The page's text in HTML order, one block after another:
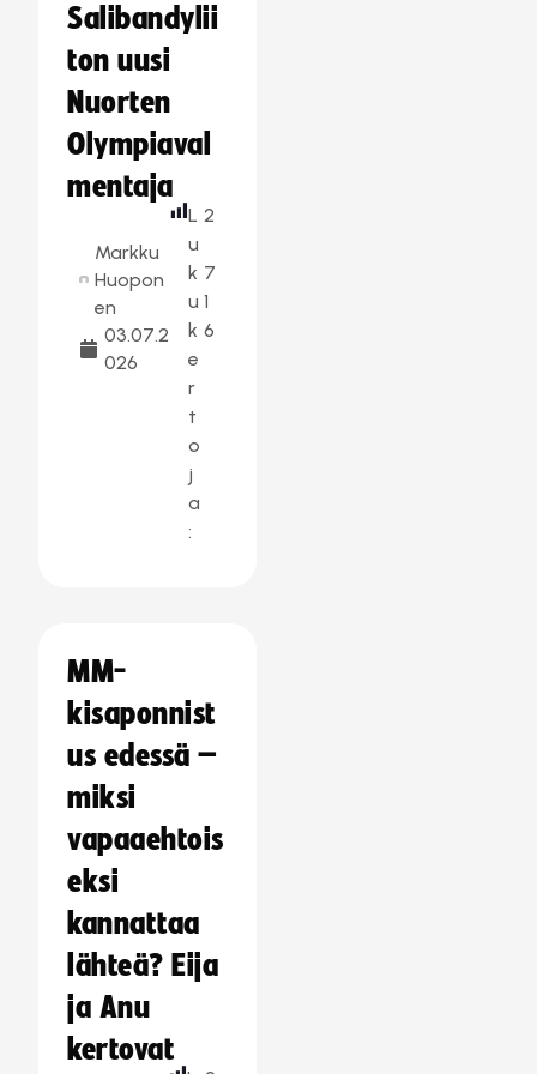
Salibandylii
ton uusi
Nuorten
Olympiaval
mentaja
Markku
Huopon
en
03.07.2
026
L
u
k
u
k
e
r
t
o
j
a
:
2
7
1
6
MM-
kisaponnist
us edessä –
miksi
vapaaehtois
eksi
kannattaa
lähteä? Eija
ja Anu
kertovat